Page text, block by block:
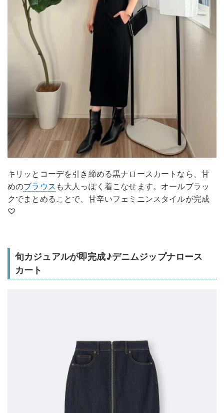
キリッとコーデを引き締める黒ナロースカートなら、甘
めのブラウス も大人っぽく着こなせます。オールブラッ
クでまとめることで、甘辛いフェミニンスタイルが完成
♡
旬カジュアルが即完成♪デニムジップナロース
カート